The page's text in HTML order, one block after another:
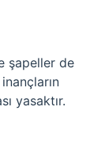
şapeller de
yasaktır.